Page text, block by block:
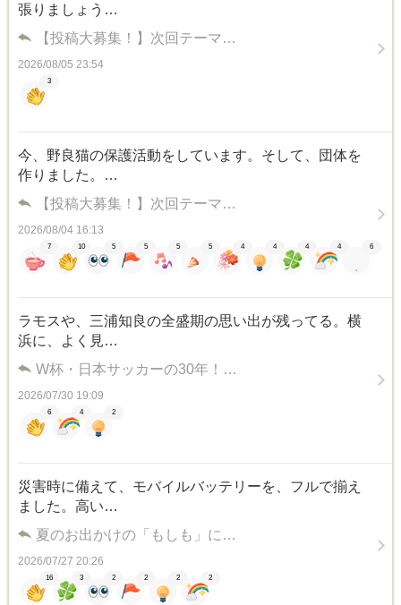
張りましょう…
【投稿大募集！】次回テーマ…
2026/08/05 23:54
3
今、野良猫の保護活動をしています。そして、団体を
作りました。…
【投稿大募集！】次回テーマ…
2026/08/04 16:13
7 10 5 5 5 5 4 4 4 4 6
ラモスや、三浦知良の全盛期の思い出が残ってる。横
浜に、よく見…
W杯・日本サッカーの30年！…
2026/07/30 19:09
6 4 2
災害時に備えて、モバイルバッテリーを、フルで揃え
ました。高い…
夏のお出かけの「もしも」に…
2026/07/27 20:26
16 3 2 2 2 2